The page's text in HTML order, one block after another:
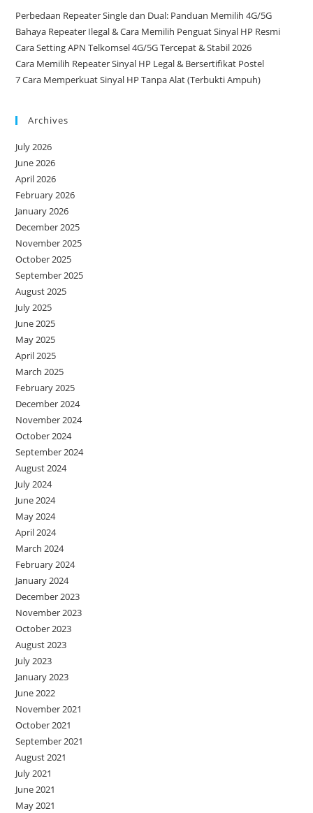
Perbedaan Repeater Single dan Dual: Panduan Memilih 4G/5G
Bahaya Repeater Ilegal & Cara Memilih Penguat Sinyal HP Resmi
Cara Setting APN Telkomsel 4G/5G Tercepat & Stabil 2026
Cara Memilih Repeater Sinyal HP Legal & Bersertifikat Postel
7 Cara Memperkuat Sinyal HP Tanpa Alat (Terbukti Ampuh)
Archives
July 2026
June 2026
April 2026
February 2026
January 2026
December 2025
November 2025
October 2025
September 2025
August 2025
July 2025
June 2025
May 2025
April 2025
March 2025
February 2025
December 2024
November 2024
October 2024
September 2024
August 2024
July 2024
June 2024
May 2024
April 2024
March 2024
February 2024
January 2024
December 2023
November 2023
October 2023
August 2023
July 2023
January 2023
June 2022
November 2021
October 2021
September 2021
August 2021
July 2021
June 2021
May 2021